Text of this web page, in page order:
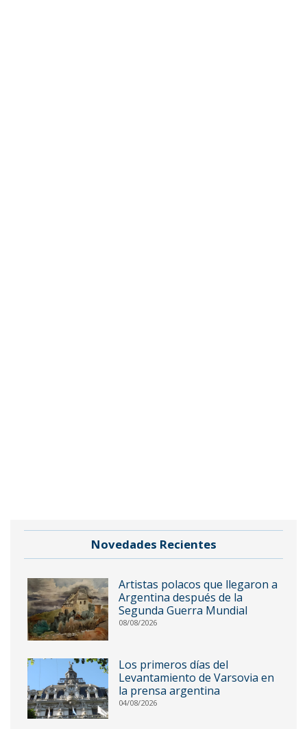
Novedades Recientes
Artistas polacos que llegaron a
Argentina después de la
Segunda Guerra Mundial
08/08/2026
Los primeros días del
Levantamiento de Varsovia en
la prensa argentina
04/08/2026